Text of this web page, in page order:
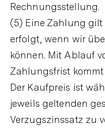
Rechnungsstellung.
(5) Eine Zahlung
erfolgt, wenn wir
können. Mit Ablauf
Zahlungsfrist
Der Kaufpreis ist
jeweils geltenden
Verzugszinssatz zu